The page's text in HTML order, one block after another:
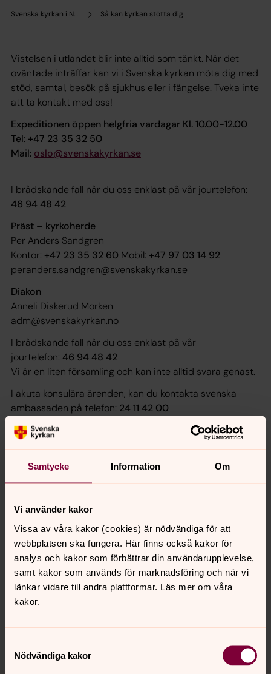
Samtycke Information Om
Vi använder kakor
Vissa av våra kakor (cookies) är nödvändiga för att
webbplatsen ska fungera. Här finns också kakor för
analys och kakor som förbättrar din användarupplevelse,
samt kakor som används för marknadsföring och när vi
länkar vidare till andra plattformar. Läs mer om våra
kakor.
Nödvändiga kakor
Svenska kyrkan i Norge Så kan kyrkan stötta dig
Vistelsen i utlandet blir inte alltid som tänkt. När det
oväntade inträffar kan vi i Svenska kyrkan möta dig med
stöd, samtal, besök på sjukhus eller i fängelse. Tveka inte
att ta kontakt med oss!
Expeditionen öppen helgfria vardagar Kl. 10.00-12.00
Tel: +47 23 35 32 50
Mail: oslo@svenskakyrkan.se
I brådskande fall når du oss enklast på vår jourtelefon:
46 94 48 42
Präst – kyrkoherde
Per Anders Sandgren
Kontor: +47 23 35 32 60 Mobil: +47 97 03 14 92
peranders.sandgren@svenskakyrkan.se
Diakon
Anneli Diskerud Morken
adm@svenskakyrkan.no
I brådskande fall når du oss enklast på vår
jourtelefon: 46 94 48 42
Vi är en liten församling och kan inte alltid svara genast.
I akuta konsulära ärenden, kan du kontakta svenska
ambassaden på telefon: 24 11 42 00
Digitala brev:
Svar inom 24 h
www.svenskakyrkan.se/jourhavandeprast
Senast ändrad 7 januari 2026
Synpunkter eller frågor på sidans
innehåll?
oslo@svenskakyrkan.se